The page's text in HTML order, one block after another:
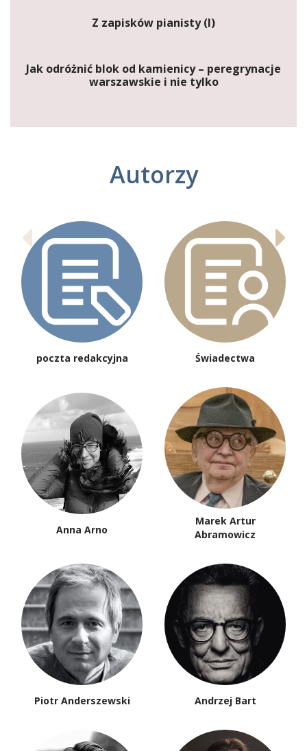
Z zapisków pianisty (I)
Jak odróżnić blok od kamienicy – peregrynacje
warszawskie i nie tylko
Autorzy
poczta redakcyjna Świadectwa
Anna Arno
Marek Artur
Abramowicz
Piotr Anderszewski Andrzej Bart